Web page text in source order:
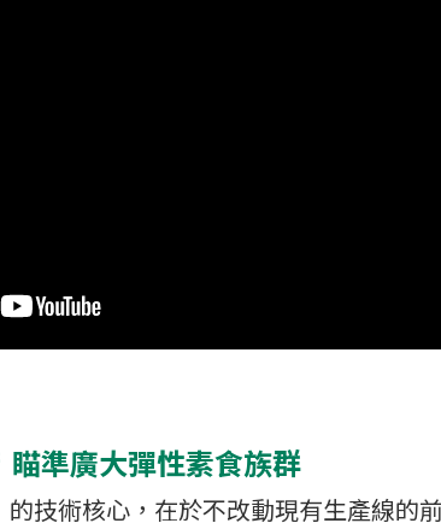
準廣大彈性素食族群
技術核心，在於不改動現有生產線的